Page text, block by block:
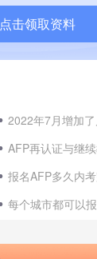
点击领取资料
2022年7月增加
AFP再认证与继
报名AFP多久内
每个城市都可以